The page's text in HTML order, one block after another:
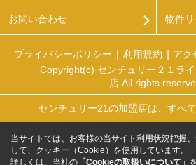
お問い合わせ 物件リ
プライバシーポリシー 利用規約 アク
Copyright(c) センチュリー２１ラ
店 All rights
センチュリー21の加盟店は、すべ
当サイトでは、お客様の当サイト利用状況把握
して、クッキー（Cookie）を使用しています。
詳しくは、当社の 「Cookieの取扱いについて」